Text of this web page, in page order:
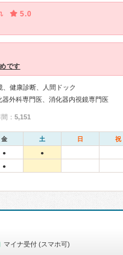
5.0
です
健康診断、人間ドック
外科専門医、消化器内視鏡専門医
： 5,151
金 土 日 祝
● ●
●
マイナ受付 (スマホ可)